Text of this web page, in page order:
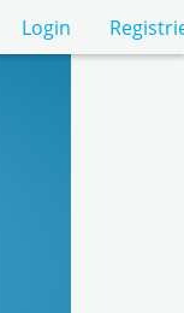
Login